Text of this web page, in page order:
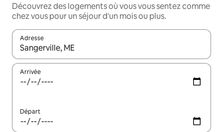
Découvrez des logements où vous vous sentez comme
chez vous pour un séjour d'un mois ou plus.
Adresse
Lorsque les résultats s'affichent, utilisez les flèches vers le
Arrivée
Départ